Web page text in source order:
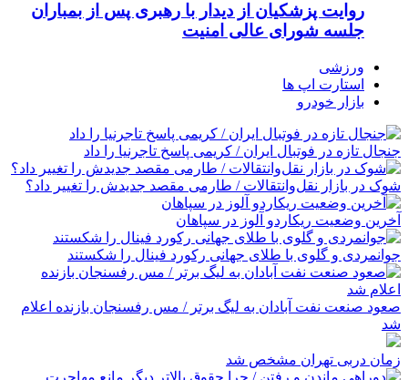
روایت پزشکیان از دیدار با رهبری پس از بمباران
جلسه شورای عالی امنیت
ورزشی
استارت اپ ها
بازار خودرو
جنجال تازه در فوتبال ایران / کریمی پاسخ تاجرنیا را داد
شوک در بازار نقل‌وانتقالات / طارمی مقصد جدیدش را تغییر داد؟
آخرین وضعیت ریکاردو آلوز در سپاهان
جوانمردی و گلوی با طلای جهانی رکورد فینال را شکستند
صعود صنعت نفت آبادان به لیگ برتر / مس رفسنجان بازنده اعلام
شد
زمان دربی تهران مشخص شد